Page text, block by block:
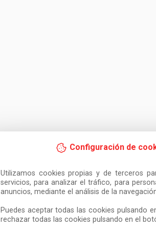
Configuración de
Utilizamos cookies propias y de terceros
servicios, para analizar el tráfico, para
anuncios, mediante el análisis de la
Puedes aceptar todas las cookies pulsando
rechazar todas las cookies pulsando en el